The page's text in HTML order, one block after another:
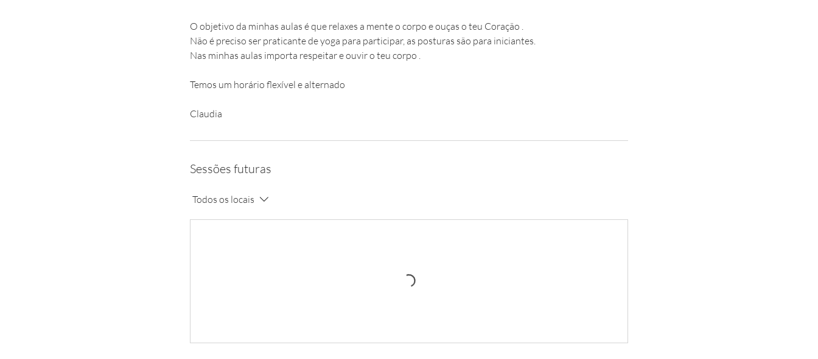
i
a
O objetivo da minhas aulas é que relaxes a mente o corpo e ouças o teu Coração .
Não é preciso ser praticante de yoga para participar, as posturas são para iniciantes.
Nas minhas aulas importa respeitar e ouvir o teu corpo .
Temos um horário flexível e alternado
Sessões futuras
Todos os locais